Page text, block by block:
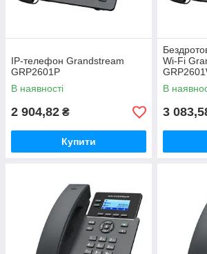
IP-телефон Grandstream
GRP2601P
В наявності
2 904,82 ₴
Купити
Wi-Fi
В
3